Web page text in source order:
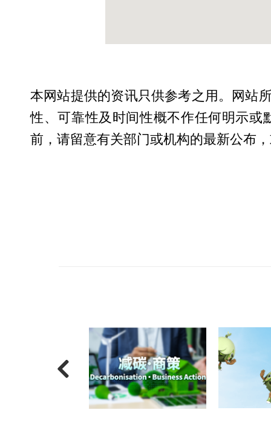
本网站提供的资讯只供参考之用。网站
性、可靠性及时间性概不作任何明示或
前，请留意有关部门或机构的最新公布